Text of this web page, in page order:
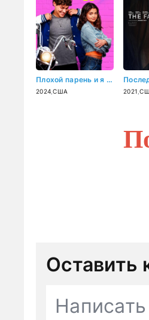
Плохой парень и я (2024)
2024 ,США 2021 ,
Оставить